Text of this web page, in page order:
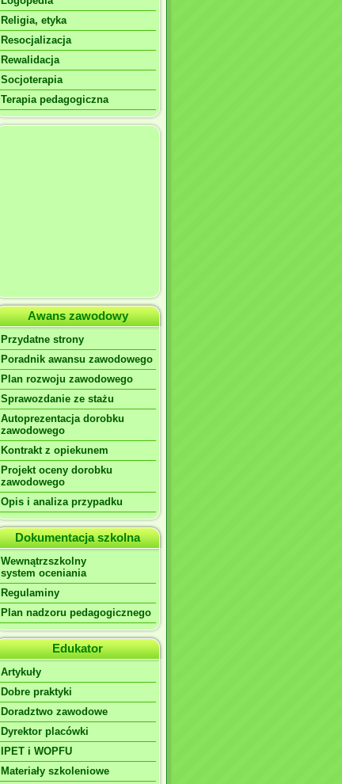
Religia, etyka
Resocjalizacja
Rewalidacja
Socjoterapia
Terapia pedagogiczna
Awans zawodowy
Przydatne strony
Poradnik awansu zawodowego
Plan rozwoju zawodowego
Sprawozdanie ze stażu
Autoprezentacja dorobku
zawodowego
Kontrakt z opiekunem
Projekt oceny dorobku
zawodowego
Opis i analiza przypadku
Dokumentacja szkolna
Wewnątrzszkolny
system oceniania
Regulaminy
Plan nadzoru pedagogicznego
Edukator
Artykuły
Dobre praktyki
Doradztwo zawodowe
Dyrektor placówki
IPET i WOPFU
Materiały szkoleniowe